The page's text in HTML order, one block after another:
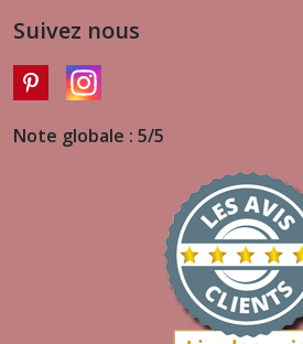
Suivez nous
Note globale : 5/5